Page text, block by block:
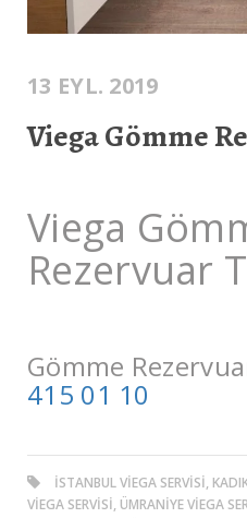
13 EYL. 2019
Viega Gömme
Viega
Rezervuar
Gömme
415 01 10
ISTANBUL VIEGA SERVISI,
VIEGA SERVISI, ÜMRANIYE VIEGA